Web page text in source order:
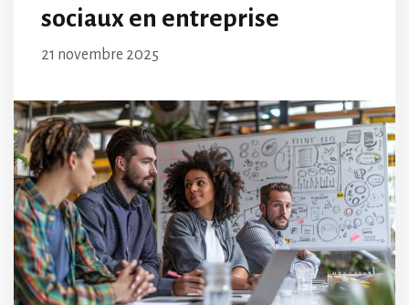
sociaux en entreprise
21 novembre 2025